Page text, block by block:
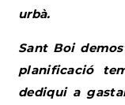
urbà.
Sant Boi
planificació
dediqui a